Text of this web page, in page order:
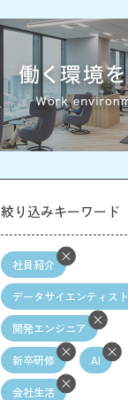
絞り込みキーワード
社員紹介
データサイエンティスト
開発エンジニア
新卒研修 AI
会社生活